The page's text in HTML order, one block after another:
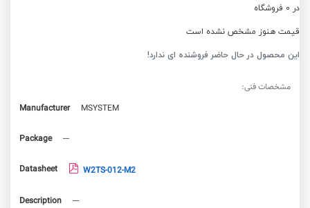
در 0 فروشگاه
قیمت هنوز مشخص نشده است
این محصول در حال حاضر فروشنده ای ندارد!
مشخصات فنی:
Manufacturer
MSYSTEM
Package ---
Datasheet W2TS-012-M2
Description ---